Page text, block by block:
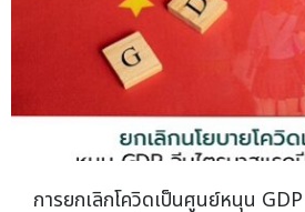
การยกเลิกโควิดเป็นศูนย์หนุน